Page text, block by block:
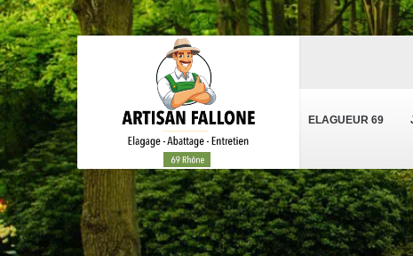
ELAGUEUR 69